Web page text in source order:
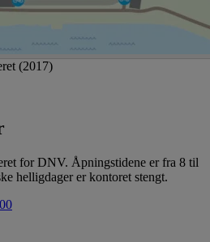
(2017)
for DNV. Åpningstidene er fra 8 til
helligdager er kontoret stengt.